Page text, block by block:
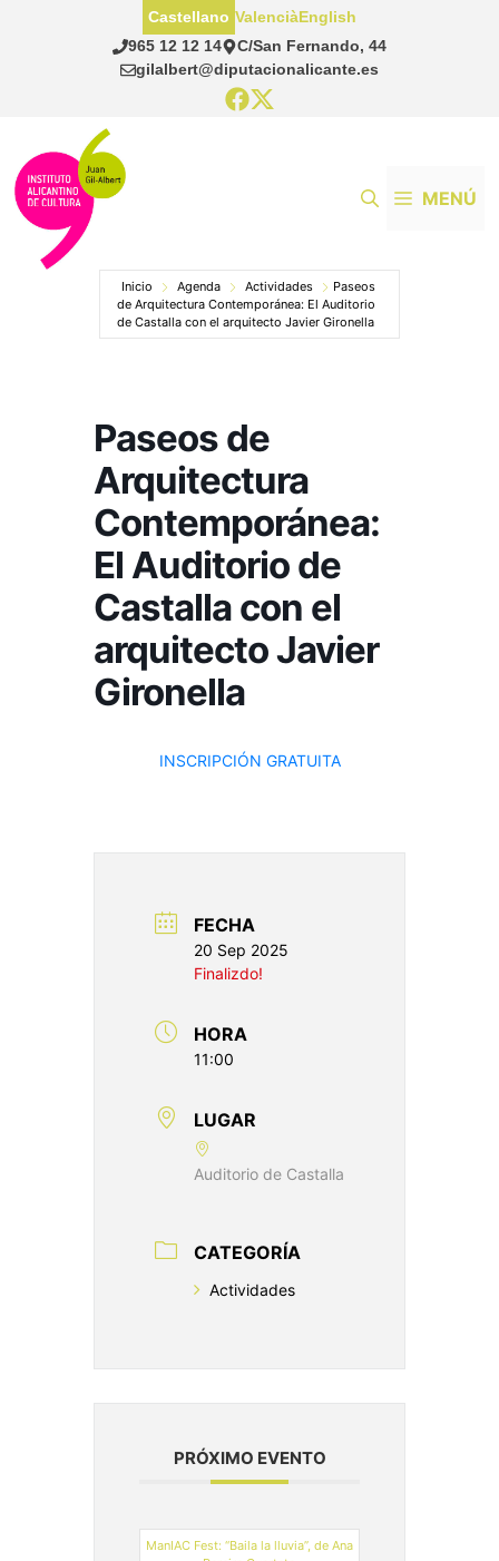
965 12 12 14
C/San Fernando, 44
gilalbert@diputacionalicante.es
Castellano ValenciàEnglish
MENÚ
Inicio Agenda Actividades
Paseos
de Arquitectura Contemporánea: El Auditorio
de Castalla con el arquitecto Javier Gironella
Paseos de
Arquitectura
Contemporánea:
El Auditorio de
Castalla con el
arquitecto Javier
Gironella
INSCRIPCIÓN GRATUITA
FECHA
20 Sep 2025
Finalizdo!
HORA
11:00
LUGAR
Auditorio de Castalla
CATEGORÍA
Actividades
PRÓXIMO EVENTO
ManIAC Fest: “Baila la lluvia”, de Ana